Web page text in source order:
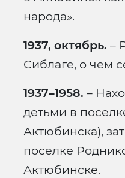
народа».
1937, октябрь. –
Сиблаге, о чем
1937–1958. –
детьми в
Актюбинска),
поселке
Актюбинске.